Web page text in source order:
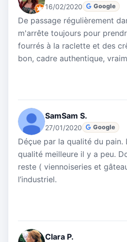
16/02/2020 Google
De passage régulièrement
m'arrête toujours pour
fourrés à la raclette et des
bon, cadre authentique,
SamSam S.
27/01/2020 Google
Déçue par la qualité du pain.
qualité meilleure il y a peu.
reste ( viennoiseries et
l’industriel.
Clara P.